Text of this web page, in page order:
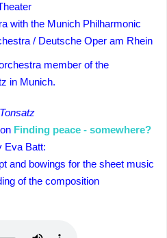
with the Munich Philharmonic
/ Deutsche Oper am Rhein
member of the
in Munich.
Tonsatz
Finding peace - somewhere?
Eva Batt:
and bowings for the sheet music
of the composition